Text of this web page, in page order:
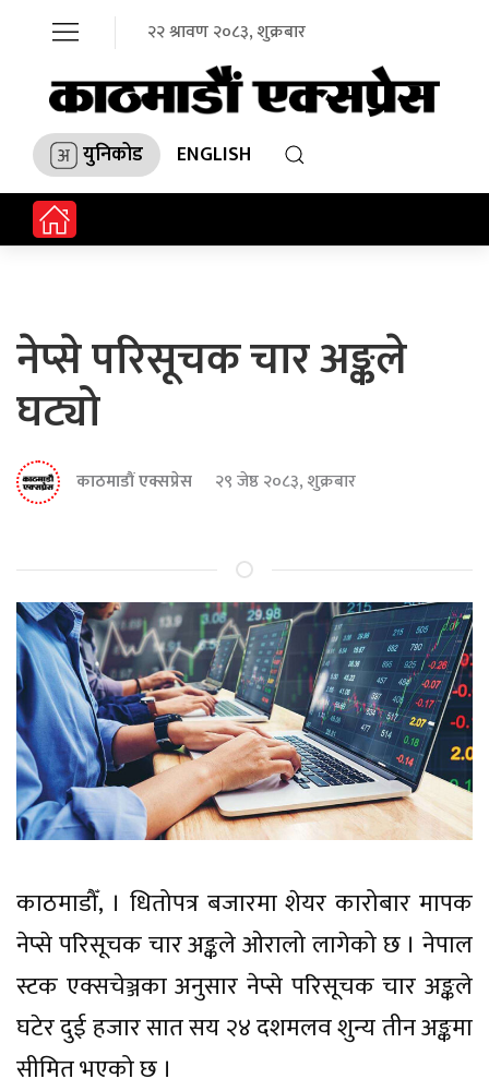
२२ श्रावण २०८३, शुक्रबार
युनिकोड ENGLISH
नेप्से परिसूचक चार अङ्कले
घट्यो
काठमाडौं एक्सप्रेस २९ जेष्ठ २०८३, शुक्रबार
काठमाडौँ, । धितोपत्र बजारमा शेयर कारोबार मापक
नेप्से परिसूचक चार अङ्कले ओरालो लागेको छ । नेपाल
स्टक एक्सचेञ्जका अनुसार नेप्से परिसूचक चार अङ्कले
घटेर दुई हजार सात सय २४ दशमलव शुन्य तीन अङ्कमा
सीमित भएको छ ।